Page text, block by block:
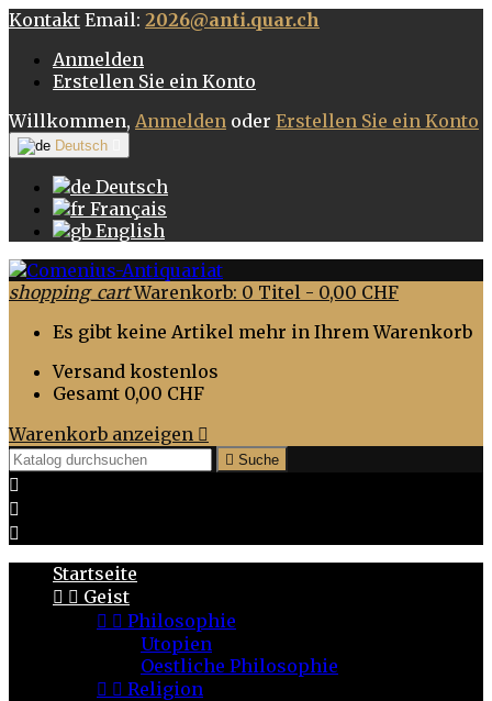
Kontakt Email: 2026@anti.quar.ch
Anmelden
Erstellen Sie ein Konto
Willkommen, Anmelden oder Erstellen Sie ein Konto
Deutsch
Deutsch
Français
English
shopping_cart Warenkorb: 0 Titel - 0,00 CHF
Es gibt keine Artikel mehr in Ihrem Warenkorb
Versand kostenlos
Gesamt 0,00 CHF
Warenkorb anzeigen 
 Suche



Startseite
  Geist
  Philosophie
Utopien
Oestliche Philosophie
  Religion